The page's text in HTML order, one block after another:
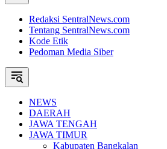
Redaksi SentralNews.com
Tentang SentralNews.com
Kode Etik
Pedoman Media Siber
NEWS
DAERAH
JAWA TENGAH
JAWA TIMUR
Kabupaten Bangkalan